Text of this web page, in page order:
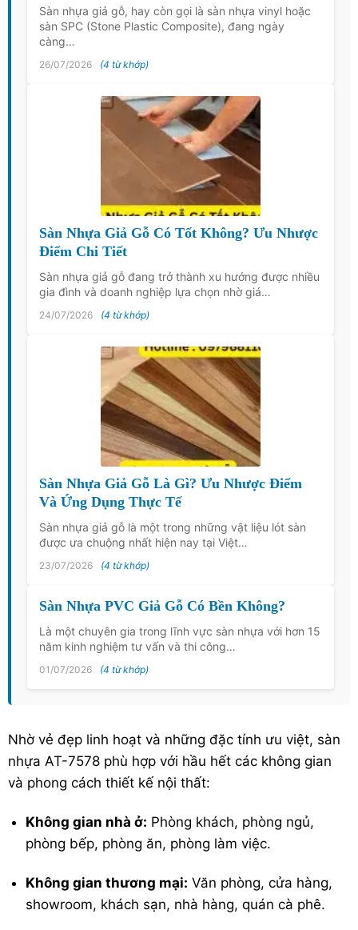
Sàn nhựa giả gỗ, hay còn gọi là sàn nhựa vinyl hoặc
sàn SPC (Stone Plastic Composite), đang ngày
càng…
26/07/2026 (4 từ khớp)
Sàn Nhựa Giả Gỗ Có Tốt Không? Ưu Nhược
Điểm Chi Tiết
Sàn nhựa giả gỗ đang trở thành xu hướng được nhiều
gia đình và doanh nghiệp lựa chọn nhờ giá…
24/07/2026 (4 từ khớp)
Sàn Nhựa Giả Gỗ Là Gì? Ưu Nhược Điểm
Và Ứng Dụng Thực Tế
Sàn nhựa giả gỗ là một trong những vật liệu lót sàn
được ưa chuộng nhất hiện nay tại Việt…
23/07/2026 (4 từ khớp)
Sàn Nhựa PVC Giả Gỗ Có Bền Không?
Là một chuyên gia trong lĩnh vực sàn nhựa với hơn 15
năm kinh nghiệm tư vấn và thi công…
01/07/2026 (4 từ khớp)
Nhờ vẻ đẹp linh hoạt và những đặc tính ưu việt, sàn
nhựa AT-7578 phù hợp với hầu hết các không gian
và phong cách thiết kế nội thất:
Không gian nhà ở: Phòng khách, phòng ngủ,
phòng bếp, phòng ăn, phòng làm việc.
Không gian thương mại: Văn phòng, cửa hàng,
showroom, khách sạn, nhà hàng, quán cà phê.